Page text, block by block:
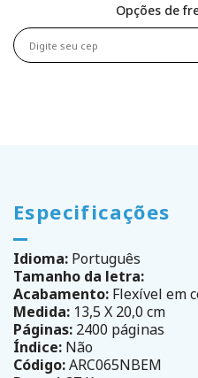
Opções de
Especificações
Idioma: Português
Tamanho da letra:
Acabamento: Flexível em
Medida: 13,5 X 20,0 cm
Páginas: 2400 páginas
Índice: Não
Código:ARC065NBEM